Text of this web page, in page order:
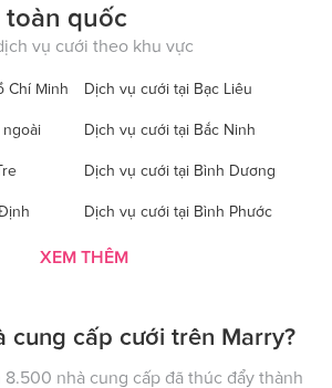
toàn quốc
vụ cưới theo khu vực
Chí Minh Dịch vụ cưới tại Bạc Liêu
Dịch vụ cưới tại Bắc Ninh
Dịch vụ cưới tại Bình Dương
Dịch vụ cưới tại Bình Phước
Dịch vụ cưới tại Cà Mau
Dịch vụ cưới tại Đăk Nông
Dịch vụ cưới tại Đồng Nai
XEM THÊM
cung cấp cưới trên Marry?
nhà cung cấp đã thúc đẩy thành